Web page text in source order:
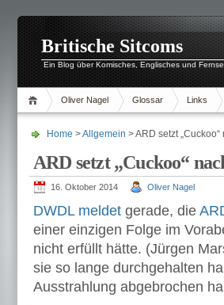
Britische Sitcoms
Ein Blog über Komisches, Englisches und
Oliver Nagel Glossar Links
Home >Allgemein > ARD setzt
ARD setzt „Cuckoo“
16. Oktober 2014 Oliver Nagel
DWDL meldet gerade, die
einer einzigen Folge im
nicht erfüllt hätte. (Jürgen
sie so lange durchgehalten
Ausstrahlung abgebrochen